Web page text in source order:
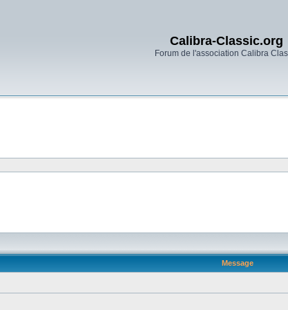
Calibra-Classic.org
Forum de l'association Calibra
Message